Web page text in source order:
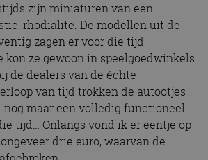
zijn miniaturen van een
rhodialite. De modellen uit de
zagen er voor die tijd
ze gewoon in speelgoedwinkels
de dealers van de échte
van tijd trokken de autootjes
maar een volledig functioneel
tijd… Onlangs vond ik er eentje op
drie euro, waarvan de